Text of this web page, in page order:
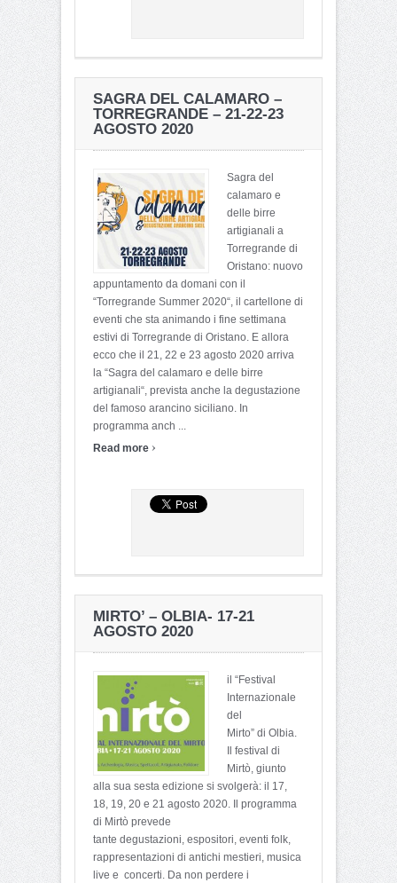
SAGRA DEL CALAMARO –
TORREGRANDE – 21-22-23
AGOSTO 2020
Sagra del
calamaro e
delle birre
artigianali a
Torregrande di
Oristano: nuovo
appuntamento da domani con il
“Torregrande Summer 2020“, il cartellone di
eventi che sta animando i fine settimana
estivi di Torregrande di Oristano. E allora
ecco che il 21, 22 e 23 agosto 2020 arriva
la “Sagra del calamaro e delle birre
artigianali“, prevista anche la degustazione
del famoso arancino siciliano. In
programma anch ...
Read more ›
MIRTO’ – OLBIA- 17-21
AGOSTO 2020
il “Festival
Internazionale
del
Mirto” di Olbia.
Il festival di
Mirtò, giunto
alla sua sesta edizione si svolgerà: il 17,
18, 19, 20 e 21 agosto 2020. Il programma
di Mirtò prevede
tante degustazioni, espositori, eventi folk,
rappresentazioni di antichi mestieri, musica
live e concerti. Da non perdere i